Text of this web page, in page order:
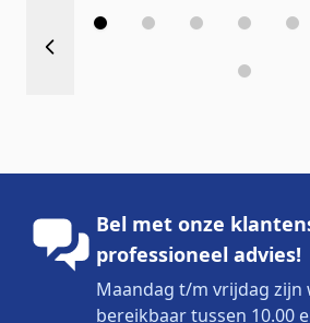
Bel met onze
professioneel advies!
Maandag t/m vrijdag zijn
bereikbaar tussen 10.00